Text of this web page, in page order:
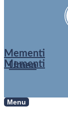
Mementi
Urnen
Mementi
Menu